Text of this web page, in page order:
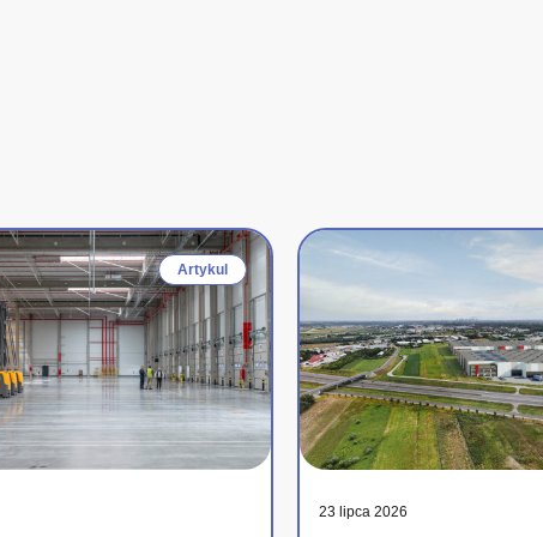
Artykul
23 lipca 2026